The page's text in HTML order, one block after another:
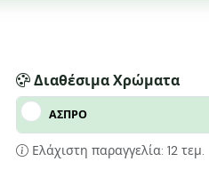
Διαθέσιμα Χρώματα
ΑΣΠΡΟ
Ελάχιστη παραγγελία: 12 τεμ.